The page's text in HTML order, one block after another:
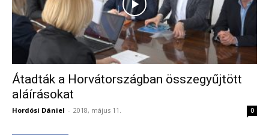
Átadták a Horvátországban összegyűjtött
aláírásokat
Hordósi Dániel - 2018, május 11. 0